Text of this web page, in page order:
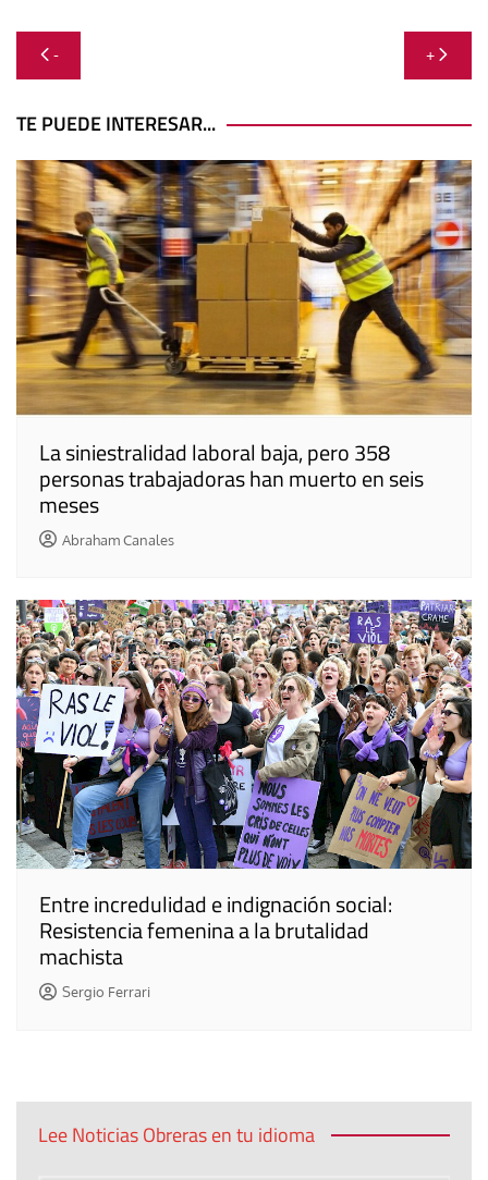
Navegación
de
entradas
- +
TE PUEDE INTERESAR...
La siniestralidad laboral baja, pero 358
personas trabajadoras han muerto en seis
meses
Abraham Canales
Entre incredulidad e indignación social:
Resistencia femenina a la brutalidad
machista
Sergio Ferrari
Lee Noticias Obreras en tu idioma